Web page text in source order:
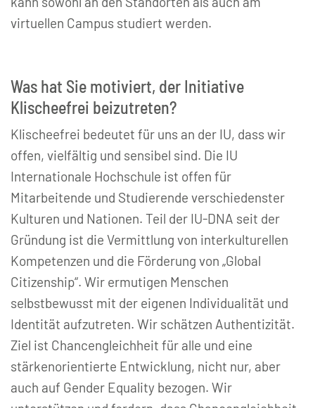
virtuellen Campus studiert werden.
Was hat Sie motiviert, der Initiative
Klischeefrei beizutreten?
Klischeefrei bedeutet für uns an der IU, dass wir
offen, vielfältig und sensibel sind. Die IU
Internationale Hochschule ist offen für
Mitarbeitende und Studierende verschiedenster
Kulturen und Nationen. Teil der IU-DNA seit der
Gründung ist die Vermittlung von interkulturellen
Kompetenzen und die Förderung von „Global
Citizenship“. Wir ermutigen Menschen
selbstbewusst mit der eigenen Individualität und
Identität aufzutreten. Wir schätzen Authentizität.
Ziel ist Chancengleichheit für alle und eine
stärkenorientierte Entwicklung, nicht nur, aber
auch auf Gender Equality bezogen. Wir